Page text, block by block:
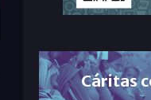
Cáritas